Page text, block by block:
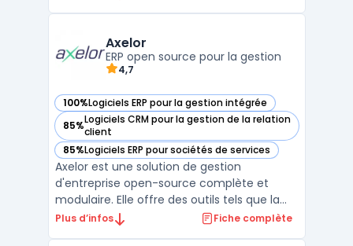
suivre votre pipeline de ventes, gérer les
projets et les tâches, fac ...
Axelor
ERP open source pour la gestion
4,7
100%Logiciels ERP pour la gestion intégrée
— voir Axelor dans cette catégorie
85%Logiciels CRM pour la gestion de la relation
client
— voir Axelor dans cette catégorie
85%Logiciels ERP pour sociétés de services
— voir Axelor dans cette catégorie
Axelor est une solution de gestion
d'entreprise open-source complète et
modulaire. Elle offre des outils tels que la
gestion de la relation client, la gestion des
Plus d’infos Fiche complète